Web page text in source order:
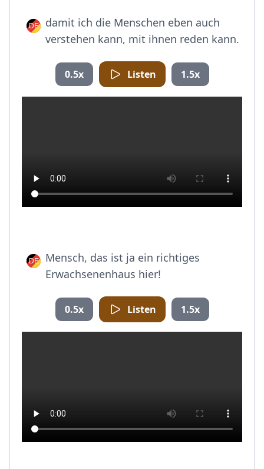
damit ich die Menschen eben auch
verstehen kann, mit ihnen reden kann.
0.5x Listen 1.5x
Mensch, das ist ja ein richtiges
Erwachsenenhaus hier!
0.5x Listen 1.5x